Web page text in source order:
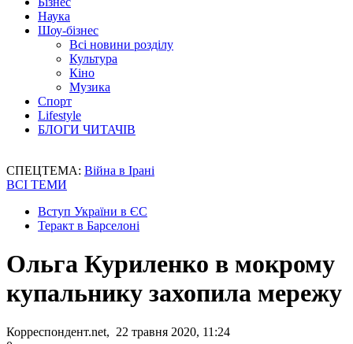
Наука
Шоу-бізнес
Всі новини розділу
Культура
Кіно
Музика
Спорт
Lifestyle
БЛОГИ ЧИТАЧІВ
СПЕЦТЕМА: Війна в Ірані
ВСІ ТЕМИ
Вступ України в ЄС
Теракт в Барселоні
Ольга Куриленко в мокрому
купальнику захопила мережу
Корреспондент.net, 22 травня 2020, 11:24